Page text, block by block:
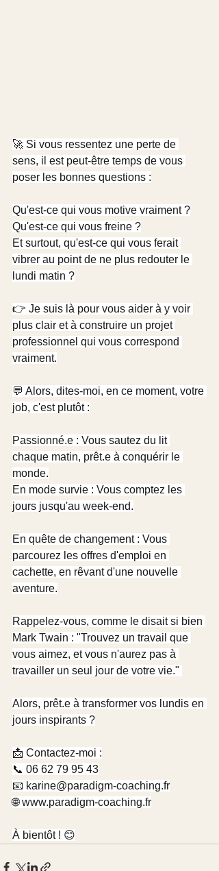
🚀 Si vous ressentez une perte de
sens, il est peut-être temps de vous
poser les bonnes questions :
Qu'est-ce qui vous motive vraiment ?
Qu'est-ce qui vous freine ?
Et surtout, qu'est-ce qui vous ferait
vibrer au point de ne plus redouter le
lundi matin ?​
👉 Je suis là pour vous aider à y voir
plus clair et à construire un projet
professionnel qui vous correspond
vraiment.​
💬 Alors, dites-moi, en ce moment, votre
job, c'est plutôt :
Passionné.e : Vous sautez du lit
chaque matin, prêt.e à conquérir le
monde.​
En mode survie : Vous comptez les
jours jusqu'au week-end.
En quête de changement : Vous
parcourez les offres d'emploi en
cachette, en rêvant d'une nouvelle
aventure.​
Rappelez-vous, comme le disait si bien
Mark Twain : "Trouvez un travail que
vous aimez, et vous n'aurez pas à
travailler un seul jour de votre vie." ​
Alors, prêt.e à transformer vos lundis en
jours inspirants ?
📩 Contactez-moi :
📞 06 62 79 95 43
📧 karine@paradigm-coaching.fr
🌐 www.paradigm-coaching.fr
À bientôt ! 😊